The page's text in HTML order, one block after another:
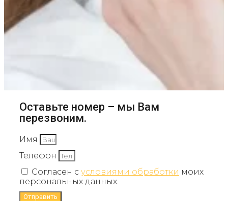
Оставьте номер – мы Вам
перезвоним.
Имя
Телефон
Согласен с условиями обработки моих
персональных данных.
Отправить